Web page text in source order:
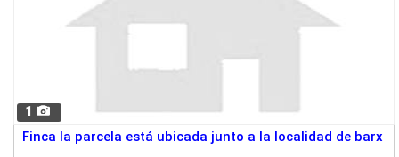
1
Finca la parcela está ubicada junto a la localidad de barx